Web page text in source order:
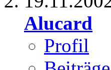
Alucard
Profil